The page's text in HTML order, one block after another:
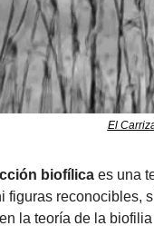
El
biofílica es una
figuras reconocibles,
la teoría de la